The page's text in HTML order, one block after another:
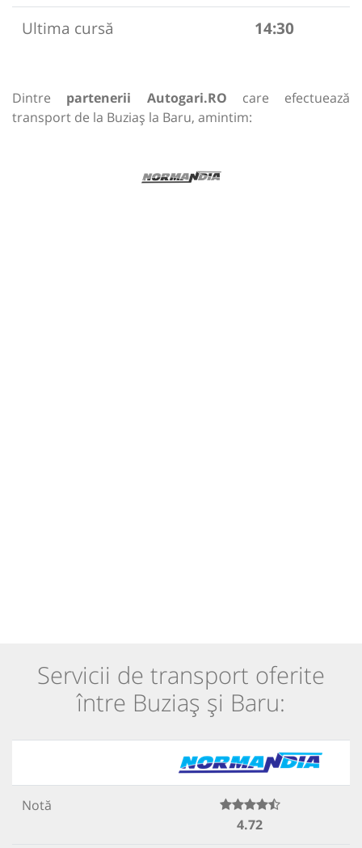
Ultima cursă
14:30
Dintre partenerii Autogari.RO care efectuează
transport de la Buziaș la Baru, amintim:
Servicii de transport oferite
între Buziaș și Baru:
Notă
4.72